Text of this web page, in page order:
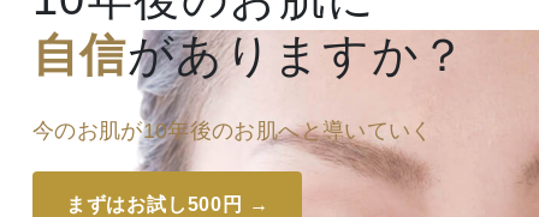
自信がありますか？
今のお肌が10年後のお肌へと導いていく
まずはお試し500円 →